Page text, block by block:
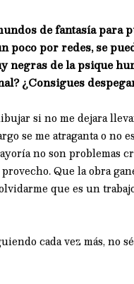
de fantasía para
poco por redes, se
negras de la psique
¿Consigues
si no me dejara
se me atraganta o no
no son problemas
Que la obra
que es un
cada vez más, no